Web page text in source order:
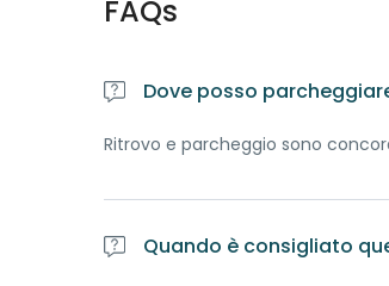
FAQs
Dove posso
Ritrovo e parcheggio sono
Quando è consigliato